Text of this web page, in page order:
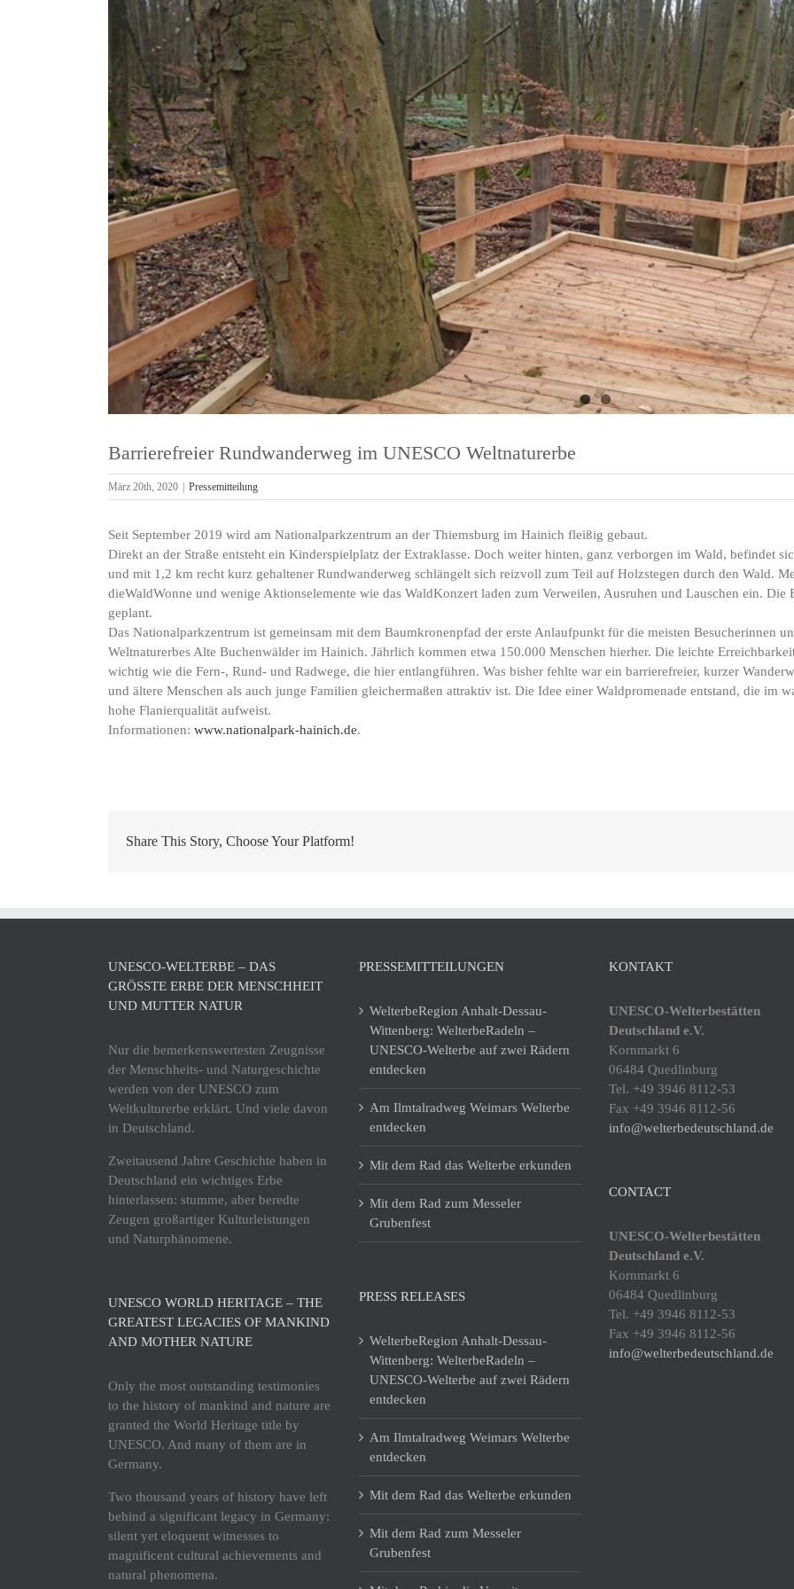
Dom und Michaeliskirche in
Hildesheim
Karolingisches Westwerk und
Corvey
Barrierefreier Rundwanderweg im UNESCO Weltnaturerbe
März 20th, 2020 | Pressemitteilung
Seit September 2019 wird am Nationalparkzentrum an der Thiemsburg im Hainich fleißig gebaut.
Direkt an der Straße entsteht ein Kinderspielplatz der Extraklasse. Doch weiter hinten, ganz verborgen im Wald, befindet
und mit 1,2 km recht kurz gehaltener Rundwanderweg schlängelt sich reizvoll zum Teil auf Holzstegen durch den Wald.
dieWaldWonne und wenige Aktionselemente wie das WaldKonzert laden zum Verweilen, Ausruhen und Lauschen ein.
geplant.
Das Nationalparkzentrum ist gemeinsam mit dem Baumkronenpfad der erste Anlaufpunkt für die meisten Besucherinnen
Weltnaturerbes Alte Buchenwälder im Hainich. Jährlich kommen etwa 150.000 Menschen hierher. Die leichte
wichtig wie die Fern-, Rund- und Radwege, die hier entlangführen. Was bisher fehlte war ein barrierefreier, kurzer
und ältere Menschen als auch junge Familien gleichermaßen attraktiv ist. Die Idee einer Waldpromenade entstand, die im
hohe Flanierqualität aufweist.
Informationen: www.nationalpark-hainich.de.
Share This Story, Choose Your Platform!
UNESCO-WELTERBE – DAS
GRÖSSTE ERBE DER MENSCHHEIT U
ND MUTTER NATUR
Nur die bemerkenswertesten Zeugnisse
der Menschheits- und Naturgeschichte
werden von der UNESCO zum
Weltkulturerbe erklärt. Und viele davon
in Deutschland.
Zweitausend Jahre Geschichte haben in
Deutschland ein wichtiges Erbe
hinterlassen: stumme, aber beredte
Zeugen großartiger Kulturleistungen
und Naturphänomene.
UNESCO WORLD HERITAGE – THE
GREATEST LEGACIES OF MANKIND
AND MOTHER NATURE
Only the most outstanding testimonies
to the history of mankind and nature are
granted the World Heritage title by
UNESCO. And many of them are in
Germany.
Two thousand years of history have left
behind a significant legacy in Germany:
silent yet eloquent witnesses to
magnificent cultural achievements and
natural phenomena.
PRESSEMITTEILUNGEN
WelterbeRegion Anhalt-Dessau-
Wittenberg: WelterbeRadeln –
UNESCO-Welterbe auf zwei Rädern
entdecken
Am Ilmtalradweg Weimars Welterbe
entdecken
Mit dem Rad das Welterbe erkunden
Mit dem Rad zum Messeler
Grubenfest
PRESS RELEASES
WelterbeRegion Anhalt-Dessau-
Wittenberg: WelterbeRadeln –
UNESCO-Welterbe auf zwei Rädern
entdecken
Am Ilmtalradweg Weimars Welterbe
entdecken
Mit dem Rad das Welterbe erkunden
Mit dem Rad zum Messeler
Grubenfest
KONTAKT
UNESCO-Welterbestätten
Deutschland e.V.
Kornmarkt 6
06484 Quedlinburg
Tel. +49 3946 8112-53
Fax +49 3946 8112-56
info@welterbedeutschland.de
CONTACT
UNESCO-Welterbestätten
Deutschland e.V.
Kornmarkt 6
06484 Quedlinburg
Tel. +49 3946 8112-53
Fax +49 3946 8112-56
info@welterbedeutschland.de